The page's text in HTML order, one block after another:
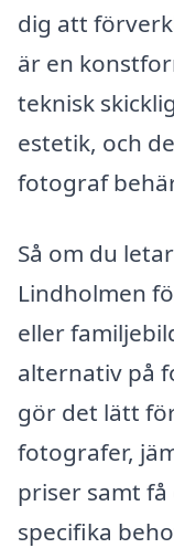
dig att
är en
teknisk
estetik, och
fotograf
Så om du
Lindholmen
eller
alternativ på
gör det lätt
fotografer,
priser samt
specifika